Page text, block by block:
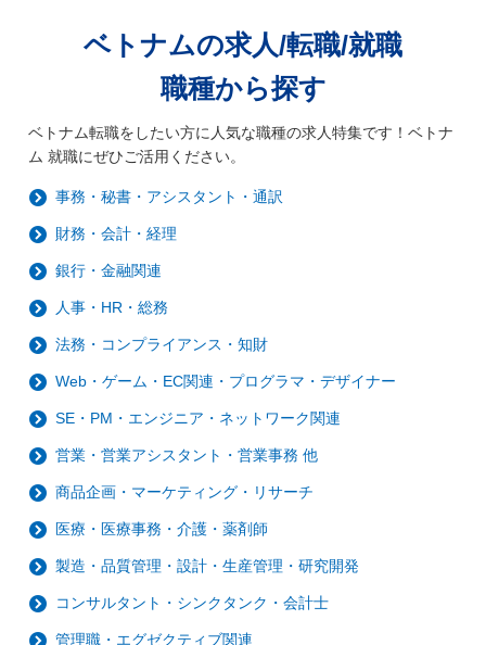
ベトナムの求人/転職/就職
職種から探す
ベトナム転職をしたい方に人気な職種の求人特集です！ベトナ
ム 就職にぜひご活用ください。
事務・秘書・アシスタント・通訳
財務・会計・経理
銀行・金融関連
人事・HR・総務
法務・コンプライアンス・知財
Web・ゲーム・EC関連・プログラマ・デザイナー
SE・PM・エンジニア・ネットワーク関連
営業・営業アシスタント・営業事務 他
商品企画・マーケティング・リサーチ
医療・医療事務・介護・薬剤師
製造・品質管理・設計・生産管理・研究開発
コンサルタント・シンクタンク・会計士
管理職・エグゼクティブ関連